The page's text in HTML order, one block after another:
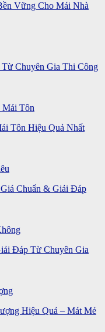
Vững Cho Mái Nhà
Chuyên Gia Thi Công
Tôn Hiệu Quả Nhất
Chuẩn & Giải Đáp
Đáp Từ Chuyên Gia
Hiệu Quả – Mát Mẻ